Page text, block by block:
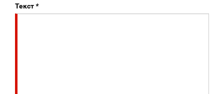
Текст*